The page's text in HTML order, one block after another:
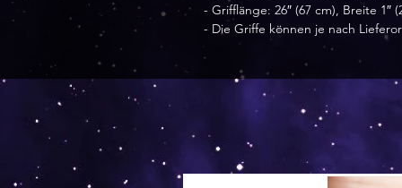
- Grifflänge: 26″ (67 cm), Breite 1″
- Die Griffe können je nach